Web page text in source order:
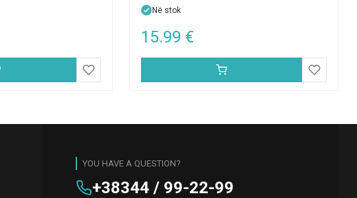
Në stok
15.99 €
YOU HAVE A QUESTION?
+38344 / 99-22-99